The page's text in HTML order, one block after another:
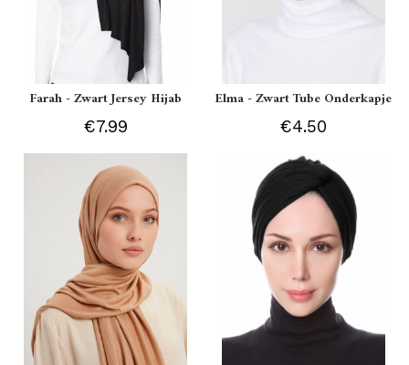
Farah - Zwart Jersey Hijab
€7.99
Elma - Zwart Tube Onderkapje
€4.50